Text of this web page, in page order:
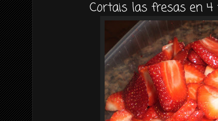
Cortais las fresas en 4